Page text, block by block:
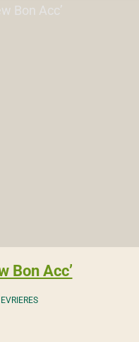
Bon Acc’
Acc’, © Droits gérés